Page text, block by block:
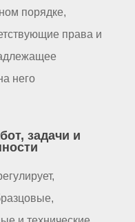
порядке,
права и
него
задачи и